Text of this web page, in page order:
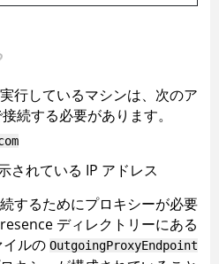
行しているマシンは、次のア
続する必要があります。
されている IP アドレス
するためにプロキシーが必要
ディレクトリーにある
イルの OutgoingProxyEndpoint